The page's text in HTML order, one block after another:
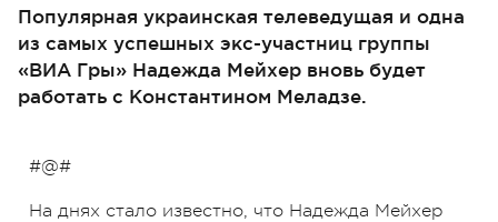
Популярная украинская телеведущая и одна
из самых успешных экс-участниц группы
«ВИА Гры» Надежда Мейхер вновь будет
работать с Константином Меладзе.
#@#
На днях стало известно, что Надежда Мейхер